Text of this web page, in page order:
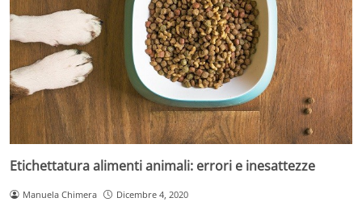
Etichettatura alimenti animali: errori e inesattezze
Manuela Chimera Dicembre 4, 2020